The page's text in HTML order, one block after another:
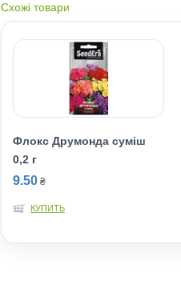
Схожі товари
Флокс Друмонда суміш
0,2 г
9.50 ₴
КУПИТЬ